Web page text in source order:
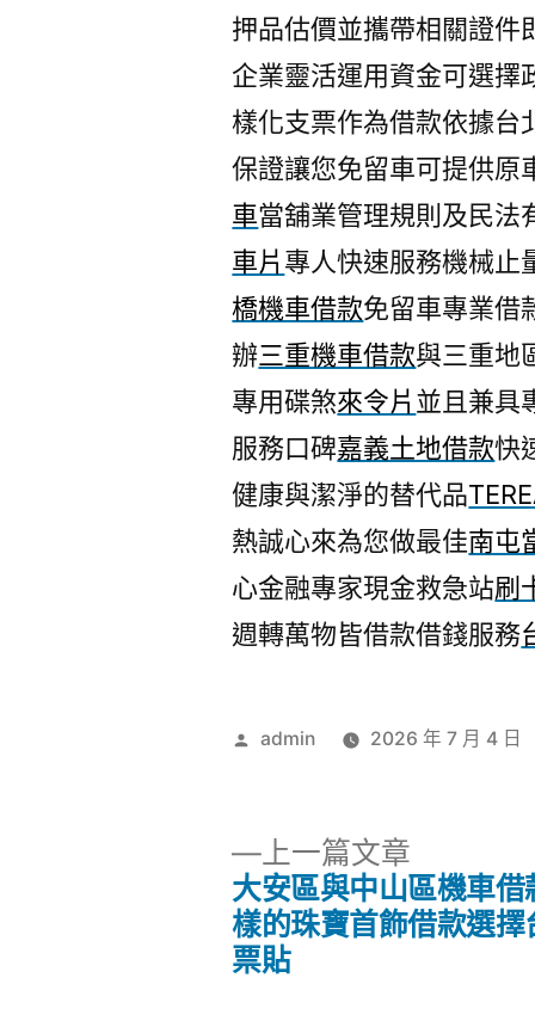
押品估價並攜帶相關證件
企業靈活運用資金可選擇
樣化支票作為借款依據台
保證讓您免留車可提供原
車當舖業管理規則及民法
車片 專人快速服務機械止
橋機車借款免留車專業借
辦三重機車借款與三重地
專用碟煞來令片 並且兼具
服務口碑嘉義土地借款快
健康與潔淨的替代品
熱誠心來為您做最佳南屯
心金融專家現金救急站刷
週轉萬物皆借款借錢服務
作
admin 2026 年 7 月 4 日
上一篇文章
一
篇
大安區與中山區機車借
樣的珠寶首飾借款選擇
票貼